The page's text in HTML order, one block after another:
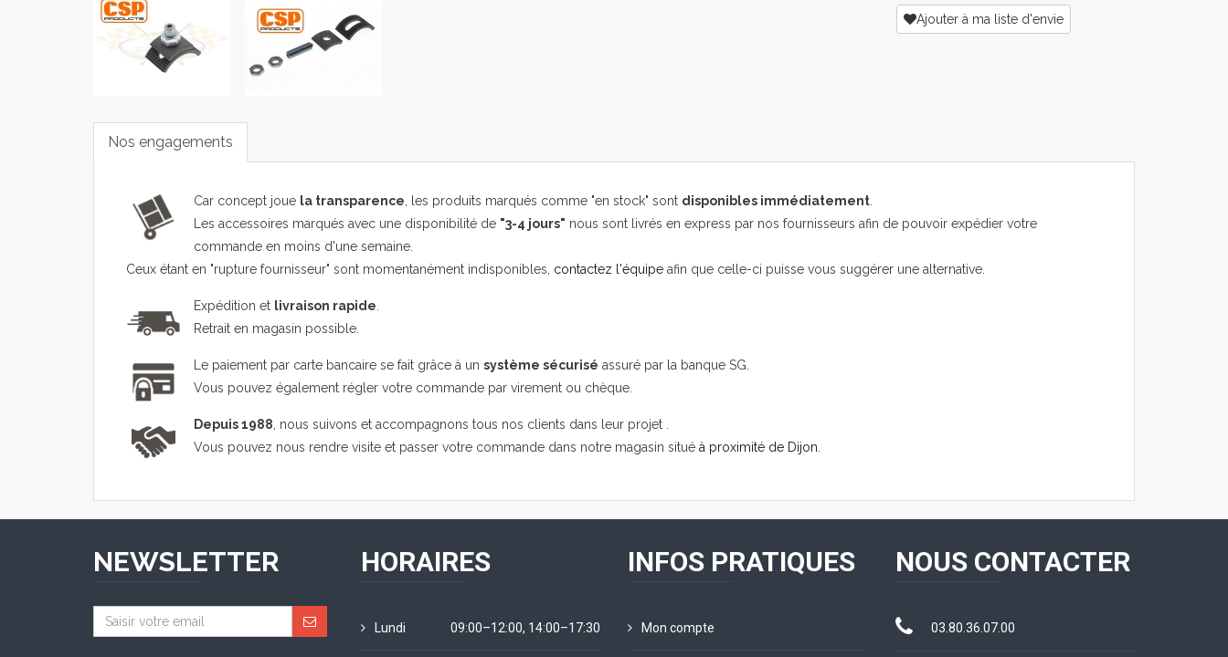
Ajouter à ma liste d'envie
Nos engagements
Car concept joue la transparence, les produits marqués comme "en stock" sont disponibles immédiatement.
Les accessoires marqués avec une disponibilité de "3-4 jours" nous sont livrés en express par nos fournisseurs afin de pouvoir expédier votre
commande en moins d'une semaine.
Ceux étant en "rupture fournisseur" sont momentanément indisponibles, contactez l'équipe afin que celle-ci puisse vous suggérer une alternative.
Expédition et livraison rapide.
Retrait en magasin possible.
Le paiement par carte bancaire se fait grâce à un système sécurisé assuré par la banque SG.
Vous pouvez également régler votre commande par virement ou chèque.
Depuis 1988, nous suivons et accompagnons tous nos clients dans leur projet .
Vous pouvez nous rendre visite et passer votre commande dans notre magasin situé à proximité de Dijon.
NEWSLETTER HORAIRES
Lundi 09:00–12:00, 14:00–17:30
INFOS PRATIQUES
Mon compte
NOUS CONTACTER
03.80.36.07.00